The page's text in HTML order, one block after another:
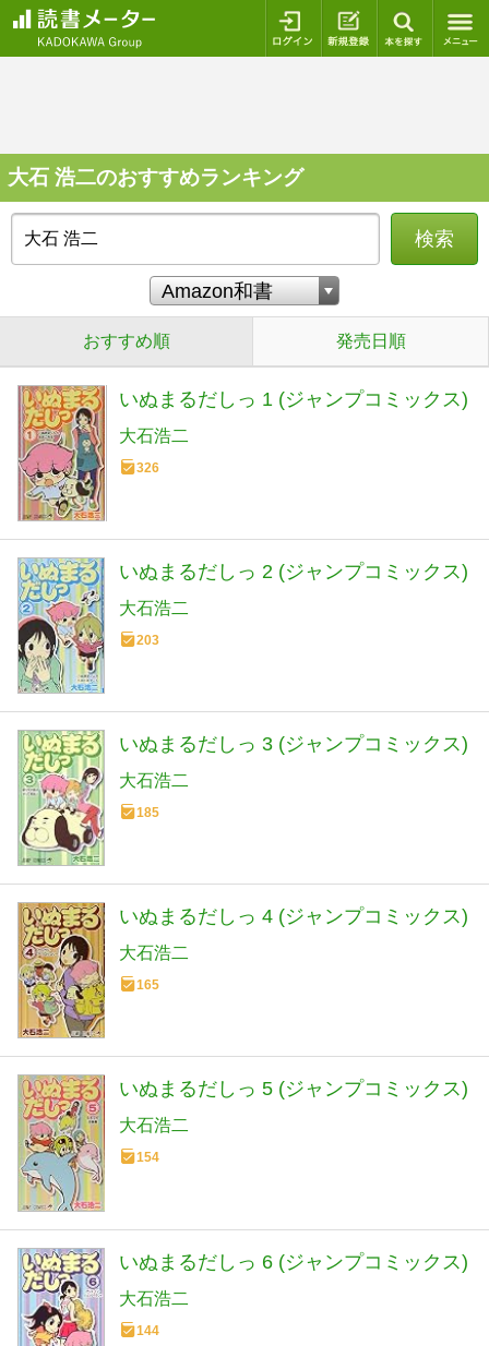
ログイン 新規登録
大石 浩二のおすすめランキング
検索
おすすめ順 発売日順
いぬまるだしっ 1 (ジャンプコミックス)
大石浩二
326
いぬまるだしっ 2 (ジャンプコミックス)
大石浩二
203
いぬまるだしっ 3 (ジャンプコミックス)
大石浩二
185
いぬまるだしっ 4 (ジャンプコミックス)
大石浩二
165
いぬまるだしっ 5 (ジャンプコミックス)
大石浩二
154
いぬまるだしっ 6 (ジャンプコミックス)
大石浩二
144